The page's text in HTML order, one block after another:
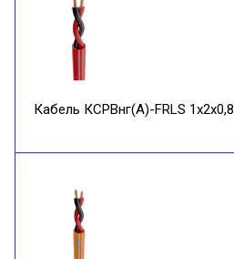
Кабель КСРВнг(А)-FRLS 1х2х0,8